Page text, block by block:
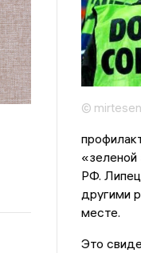
©
РФ.
другими
месте.
Это